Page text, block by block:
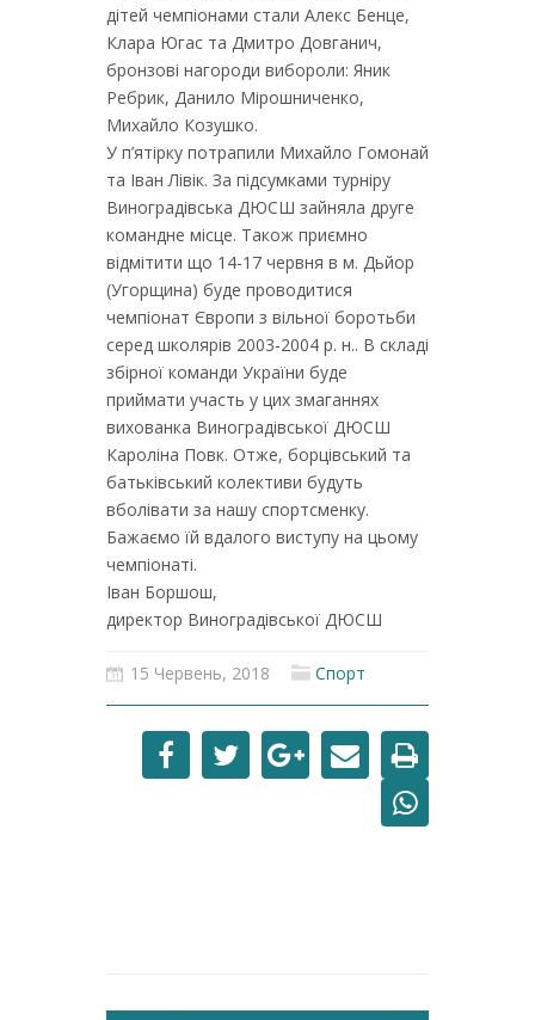
дітей чемпіонами стали Алекс Бенце,
Клара Югас та Дмитро Довганич,
бронзові нагороди вибороли: Яник
Ребрик, Данило Мірошниченко,
Михайло Козушко.
У п’ятірку потрапили Михайло Гомонай
та Іван Лівік. За підсумками турніру
Виноградівська ДЮСШ зайняла друге
командне місце. Також приємно
відмітити що 14-17 червня в м. Дьйор
(Угорщина) буде проводитися
чемпіонат Європи з вільної боротьби
серед школярів 2003-2004 р. н.. В складі
збірної команди України буде
приймати участь у цих змаганнях
вихованка Виноградівської ДЮСШ
Кароліна Повк. Отже, борцівський та
батьківський колективи будуть
вболівати за нашу спортсменку.
Бажаємо їй вдалого виступу на цьому
чемпіонаті.
Іван Боршош,
директор Виноградівської ДЮСШ
15 Червень, 2018 Спорт